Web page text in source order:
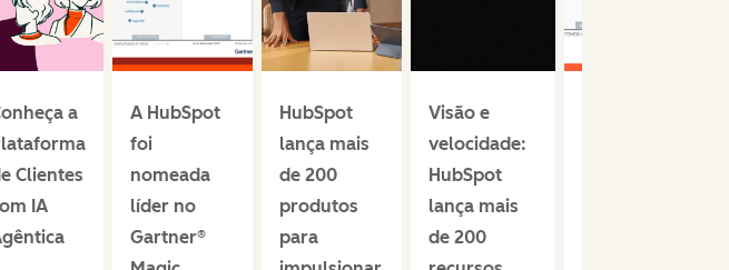
a
Clientes
IA
A HubSpot
foi
nomeada
líder no
Gartner®
HubSpot
lança mais
de 200
produtos
para
Visão e
velocidade:
HubSpot
lança mais
de 200